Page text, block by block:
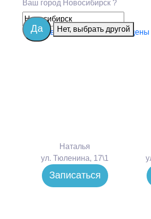
Ваш город Новосибирск ?
Да Нет, выбрать другой
Главная Услуги и цены
Наталья
ул. Тюленина, 17\1
Записаться